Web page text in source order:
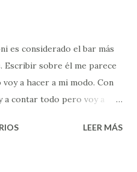
es considerado el bar más
Escribir sobre él me parece
a hacer a mi modo. Con
a contar todo pero voy a
el lugar en donde mi
LEER MÁS